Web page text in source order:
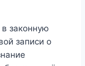
законную
записи о